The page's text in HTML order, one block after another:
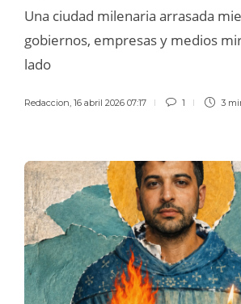
Una ciudad milenaria arrasada
gobiernos, empresas y medios
lado
Redaccion, 16 abril 2026 07:17 1 3